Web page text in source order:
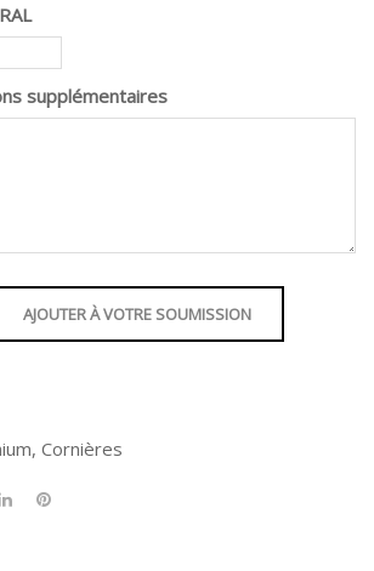
supplémentaires
AJOUTER À VOTRE SOUMISSION
, Cornières